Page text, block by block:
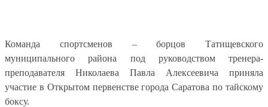
Команда спортсменов – борцов Татищевского
муниципального района под руководством тренера-
преподавателя Николаева Павла Алексеевича приняла
участие в Открытом первенстве города Саратова по тайскому
боксу.